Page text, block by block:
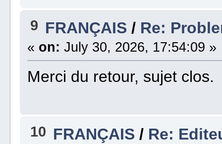
9 FRANÇAIS / Re:
« on: July 30, 2026, 17:54:09 »
Merci du retour, sujet clos.
10 FRANÇAIS / Re: